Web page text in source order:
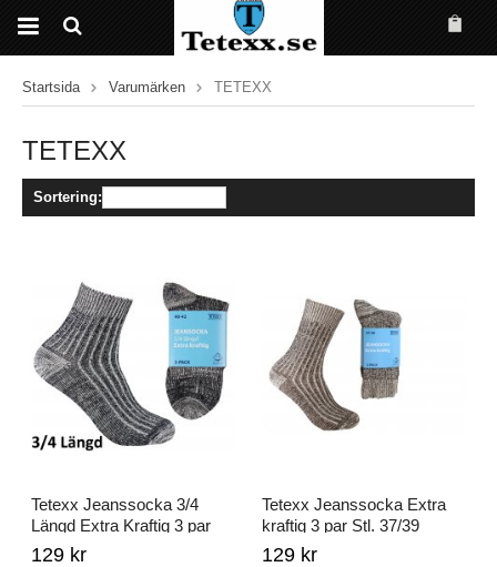
Startsida Varumärken TETEXX
TETEXX
Sortering:
Tetexx Jeanssocka 3/4
Längd Extra Kraftig 3 par
stl. 37/39 - 46/48
129 kr
Tetexx Jeanssocka Extra
kraftig 3 par Stl. 37/39
129 kr